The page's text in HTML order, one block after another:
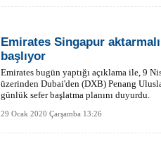
Emirates Singapur
başlıyor
Emirates bugün yaptığı açıklama ile, 9
üzerinden Dubai'den (DXB) Penang
günlük sefer başlatma planını duyurdu.
29 Ocak 2020 Çarşamba 13:26